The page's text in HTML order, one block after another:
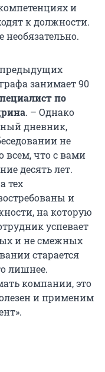
и
к должности.
необязательно.
предыдущих
занимает 90
по
. – Однако
дневник,
не
всем, что с вами
десять лет.
тех
и
на которую
успевает
и не смежных
старается
лишнее.
компании, это
и применим